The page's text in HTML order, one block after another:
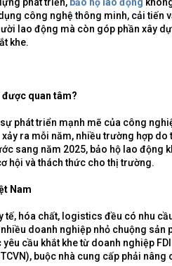
công nghệ thông minh, cải tiến
lao động mà còn góp phần xây
khe.
được quan tâm?
phát triển mạnh mẽ của công
ra mỗi năm, nhiều trường hợp
sang năm 2025, bảo hộ lao
hội và thách thức cho thị trường.
Nam
tế, hóa chất, logistics đều có nhu
doanh nghiệp nhỏ chuộng
cầu khắt khe từ doanh nghiệp
buộc nhà cung cấp phải